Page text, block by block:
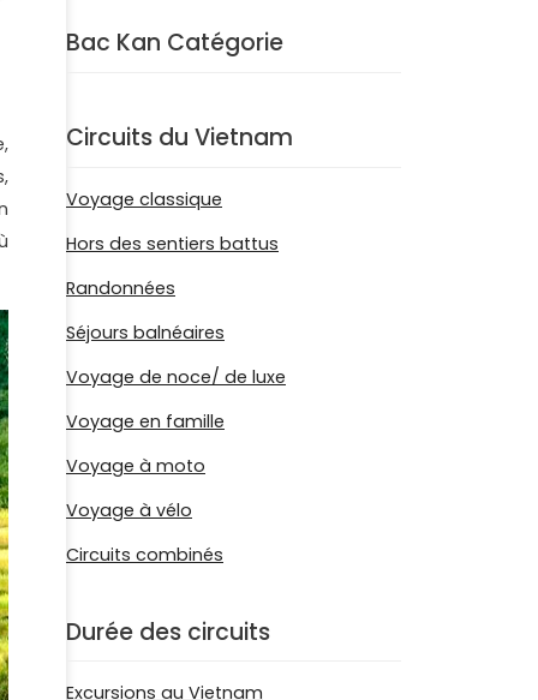
Bac Kan Catégorie
Circuits du Vietnam
Voyage classique
Hors des sentiers battus
Randonnées
Séjours balnéaires
Voyage de noce/ de luxe
Voyage en famille
Voyage à moto
Voyage à vélo
Circuits combinés
Durée des circuits
Excursions au Vietnam